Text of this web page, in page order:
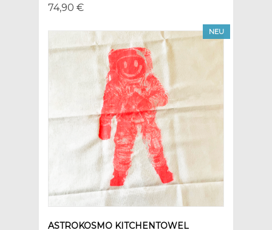
74,90 €
NEU
ASTROKOSMO KITCHENTOWEL